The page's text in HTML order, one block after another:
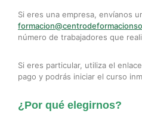
Si eres una empresa, envíanos
número de trabajadores que
Si eres particular, utiliza el
pago y podrás iniciar el curso
¿Por qué elegirnos?